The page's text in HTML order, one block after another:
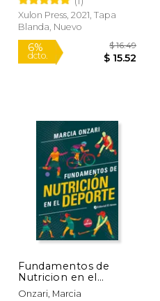
Xulon Press, 2021, Tapa
Blanda, Nuevo
6%
Fundamentos de
Nutricion en el
Deporte
Onzari, Marcia